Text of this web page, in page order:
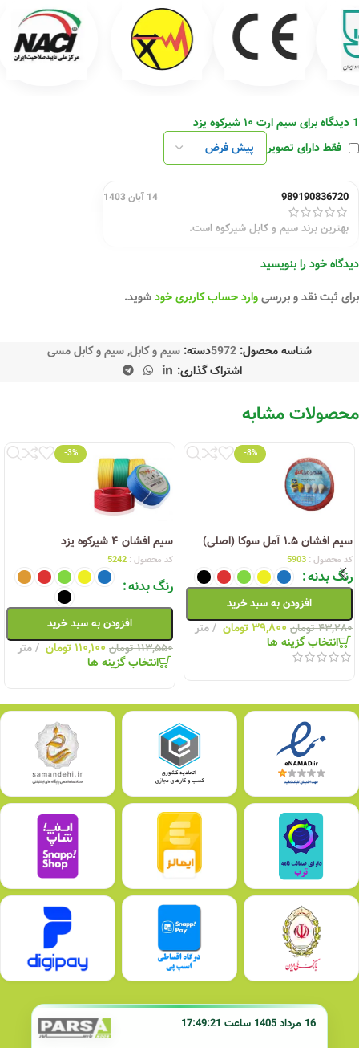
1 دیدگاه برای
سیم ارت ۱۰ شیرکوه یزد
فقط دارای تصویر
989190836720 14 آبان 1403
بهترین برند سیم و کابل شیرکوه است.
دیدگاه خود را بنویسید
برای ثبت نقد و بررسیوارد حساب کاربری خودشوید.
شناسه محصول: 5972دسته: سیم و کابل,سیم و کابل مسی
اشتراک گذاری:
محصولات مشابه
-8%
سیم افشان ۱.۵ آمل سوکا (اصلی)
کد محصول : 5903
رنگ بدنه
افزودن به سبد خرید
۴۳,۲۸۰ تومان ۳۹,۸۰۰ تومان متر
انتخاب گزینه ها
-3%
سیم افشان ۴ شیرکوه یزد
کد محصول : 5242
رنگ بدنه
افزودن به سبد خرید
۱۱۳,۵۵۰ تومان ۱۱۰,۱۰۰ تومان متر
انتخاب گزینه ها
16 مرداد 1405 ساعت 17:49:21